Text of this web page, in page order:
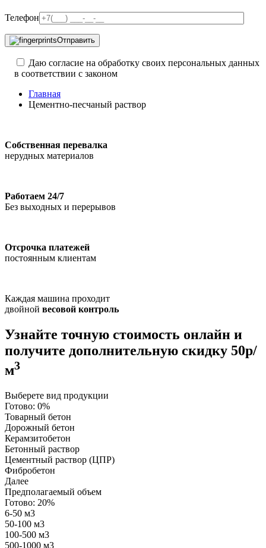
Телефон
Отправить
Даю согласие на обработку своих персональных данных
в соответствии с законом
Главная
Цементно-песчаный раствор
Собственная перевалка
нерудных материалов
Работаем 24/7
Без выходных и перерывов
Отсрочка платежей
постоянным клиентам
Каждая машина проходит
двойной весовой контроль
Узнайте точную стоимость онлайн и
получите дополнительную скидку 50р/
м3
Выберете вид продукции
Готово: 0%
Товарный бетон
Дорожный бетон
Керамзитобетон
Бетонный раствор
Цементный раствор (ЦПР)
Фибробетон
Далее
Предполагаемый объем
Готово: 20%
6-50 м3
50-100 м3
100-500 м3
500-1000 м3